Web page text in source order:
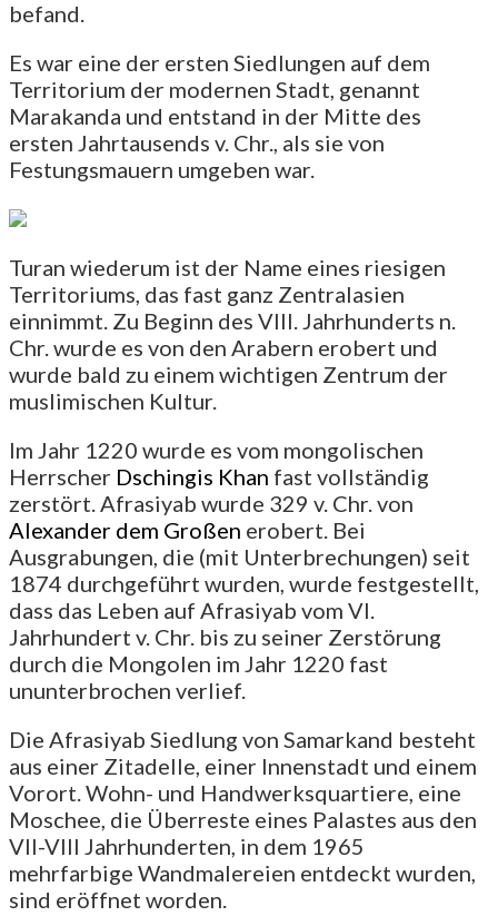
befand.
Es war eine der ersten Siedlungen auf dem
Territorium der modernen Stadt, genannt
Marakanda und entstand in der Mitte des
ersten Jahrtausends v. Chr., als sie von
Festungsmauern umgeben war.
Turan wiederum ist der Name eines riesigen
Territoriums, das fast ganz Zentralasien
einnimmt. Zu Beginn des VIII. Jahrhunderts n.
Chr. wurde es von den Arabern erobert und
wurde bald zu einem wichtigen Zentrum der
muslimischen Kultur.
Im Jahr 1220 wurde es vom mongolischen
Herrscher Dschingis Khan fast vollständig
zerstört. Afrasiyab wurde 329 v. Chr. von
Alexander dem Großen erobert. Bei
Ausgrabungen, die (mit Unterbrechungen) seit
1874 durchgeführt wurden, wurde festgestellt,
dass das Leben auf Afrasiyab vom VI.
Jahrhundert v. Chr. bis zu seiner Zerstörung
durch die Mongolen im Jahr 1220 fast
ununterbrochen verlief.
Die Afrasiyab Siedlung von Samarkand besteht
aus einer Zitadelle, einer Innenstadt und einem
Vorort. Wohn- und Handwerksquartiere, eine
Moschee, die Überreste eines Palastes aus den
VII-VIII Jahrhunderten, in dem 1965
mehrfarbige Wandmalereien entdeckt wurden,
sind eröffnet worden.